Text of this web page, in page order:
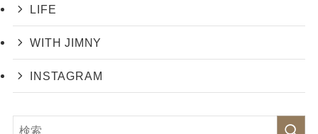
LIFE
WITH JIMNY
INSTAGRAM